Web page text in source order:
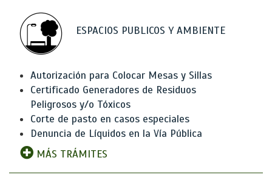
ESPACIOS PUBLICOS Y AMBIENTE
Autorización para Colocar Mesas y Sillas
Certificado Generadores de Residuos
Peligrosos y/o Tóxicos
Corte de pasto en casos especiales
Denuncia de Líquidos en la Vía Pública
MÁS TRÁMITES